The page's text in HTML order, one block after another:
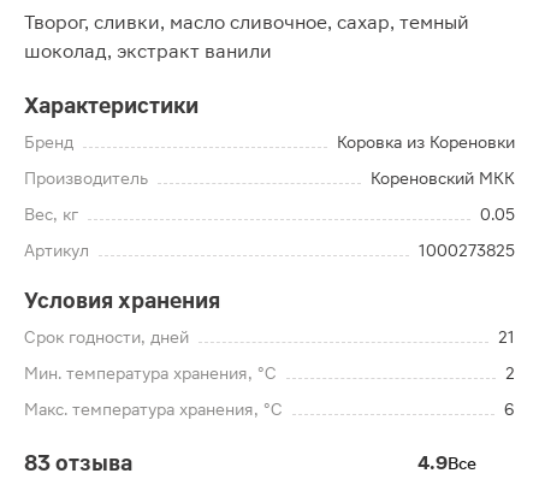
Творог, сливки, масло сливочное, сахар, темный
шоколад, экстракт ванили
Характеристики
Бренд
Коровка из Кореновки
Производитель
Кореновский МКК
Вес, кг
0.05
Артикул
1000273825
Условия хранения
Срок годности, дней
21
Мин. температура хранения, °C
2
Макс. температура хранения, °C
6
83 отзыва 4.9Все